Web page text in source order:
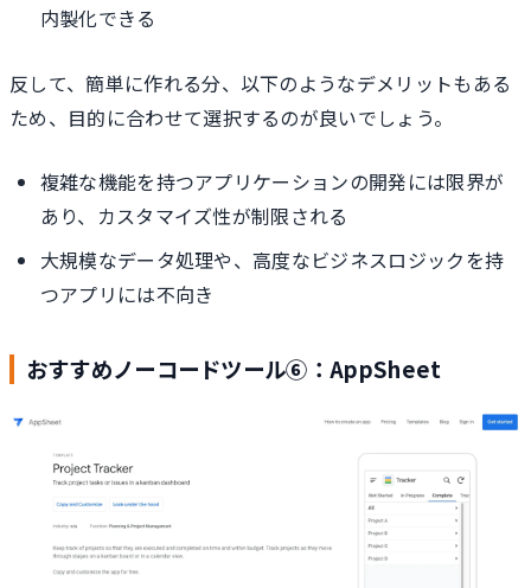
内製化できる
反して、簡単に作れる分、以下のようなデメリットもある
ため、目的に合わせて選択するのが良いでしょう。
複雑な機能を持つアプリケーションの開発には限界が
あり、カスタマイズ性が制限される
大規模なデータ処理や、高度なビジネスロジックを持
つアプリには不向き
おすすめノーコードツール⑥：AppSheet